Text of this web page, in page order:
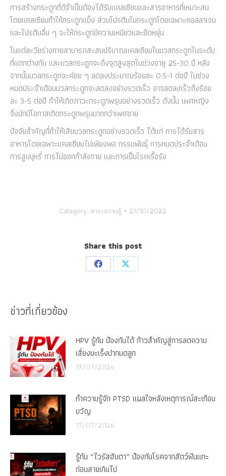
การสร้างกระดูกที่ดีจำเป็นต้องได้รับแคลเซียมและสารอาหารที่เหมาะสม
โดยแคลเซียมทำให้กระดูกแข็ง ส่วนโปรตีนในกระดูกโดยเฉพาะคอลลาเจน
และโปรตีนอื่น ๆ จะให้กระดูกมีความเหนียวและยืดหยุ่น
ในแต่ละวัยร่างกายสามารถสะสมปริมาณแคลเซียมในมวลกระดูกในระดับ
ที่แตกต่างกัน และมวลกระดูกจะถึงจุดสูงสุดในช่วงอายุ 25-30 ปี หลัง
จากนั้นมวลกระดูกจะค่อย ๆ ลดลงประมาณร้อยละ 0.5-1 ต่อปี ในช่วง
หมดประจำเดือนมวลกระดูกจะลดลงอย่างรวดเร็ว อาจลดลงเร็วถึงร้อย
ละ 3-5 ต่อปี ทำให้เกิดภาวะกระดูกพรุนอย่างรวดเร็ว ดังนั้น เพศหญิง
จึงมักมีโอกาสเกิดกระดูกพรุนมากกว่าเพศชาย
ปัจจัยสำคัญที่ทำให้เสียมวลกระดูกอย่างรวดเร็ว ได้แก่ การได้รับสาร
อาหารโดยเฉพาะแคลเซียมไม่เพียงพอ กรรมพันธุ์ การหมดประจำเดือน
การสูบบุหรี่ การไม่ออกกำลังกาย และการเป็นโรคเรื้อรัง
Category: สาระความรู้ 21/10/2022
Share this post
Share
Share
ข่าวที่เกี่ยวข้อง
HPV รู้ทัน ป้องกันได้ ก้าวสำคัญสู่การลดความ
เสี่ยงมะเร็งปากมดลูก
17/07/2026
ทำความรู้จัก PTSD แผลใจหลังเหตุการณ์สะเทือน
ขวัญ
17/07/2026
รู้ทัน “ไวรัสฮันตา” ป้องกันโรคจากสัตว์ฟันแทะ
ก่อนสายเกินไป